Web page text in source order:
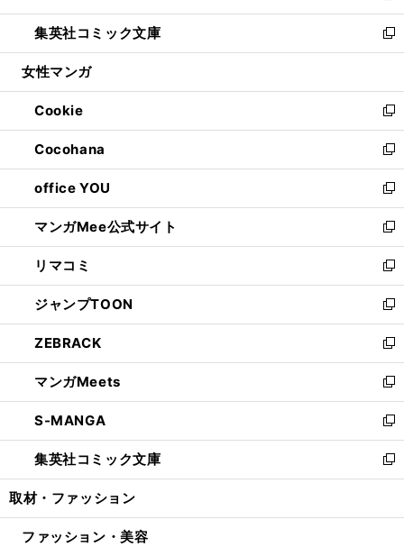
開
く
ウ
で
開
ン
ド
ウ
開
く
ウ
ィ
ン
ウ
で
開
く
し
い
ウ
ン
ド
ウ
で
開
く
集英社コミック文庫
新
し
ウ
ィ
ン
ド
ウ
で
開
く
女性マンガ
Cookie
新
し
い
ウ
ィ
ン
ド
ウ
で
開
く
Cocohana
新
し
い
ウ
ィ
ン
ド
ウ
で
開
く
office YOU
新
し
い
ウ
ィ
ン
ド
ウ
で
開
く
マンガMee公式サイト
新
し
い
ウ
ィ
ン
ド
ウ
で
開
く
リマコミ
新
し
い
ウ
ィ
ン
ド
ウ
で
開
く
ジャンプTOON
新
し
い
ウ
ィ
ン
ド
ウ
で
開
ZEBRACK
新
し
い
ウ
ィ
ン
ド
ウ
開
マンガMeets
新
し
い
ウ
ィ
ン
ウ
S-MANGA
新
し
い
ウ
ン
集英社コミック文庫
新
し
ウ
取材・ファッション
ファッション・美容